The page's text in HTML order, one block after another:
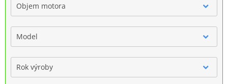
Objem motora
Model
Rok výroby